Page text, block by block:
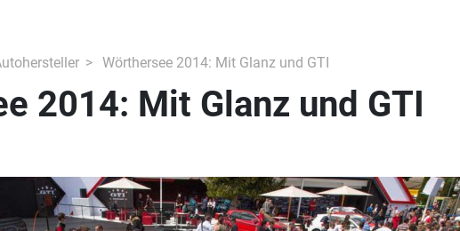
Wörthersee 2014: Mit Glanz und GTI
2014: Mit Glanz und GTI